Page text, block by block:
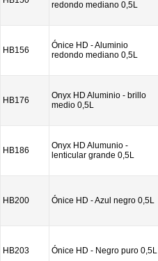
redondo mediano 0,5L
HB156
Ónice HD - Aluminio
redondo mediano 0,5L
HB176
Onyx HD Aluminio - brillo
medio 0,5L
HB186
Onyx HD Alumunio -
lenticular grande 0,5L
HB200 Ónice HD - Azul negro 0,5L
HB203 Ónice HD - Negro puro 0,5L